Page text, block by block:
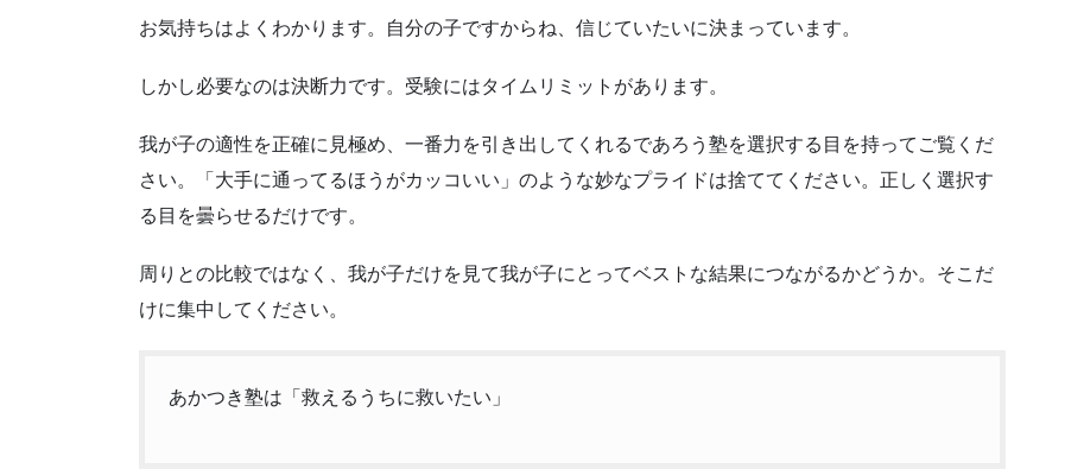
お気持ちはよくわかります。自分の子ですからね、信じていたいに決まっています。
しかし必要なのは決断力です。受験にはタイムリミットがあります。
我が子の適性を正確に見極め、一番力を引き出してくれるであろう塾を選択する目を持ってご覧くだ
さい。「大手に通ってるほうがカッコいい」のような妙なプライドは捨ててください。正しく選択す
る目を曇らせるだけです。
周りとの比較ではなく、我が子だけを見て我が子にとってベストな結果につながるかどうか。そこだ
けに集中してください。
あかつき塾は「救えるうちに救いたい」